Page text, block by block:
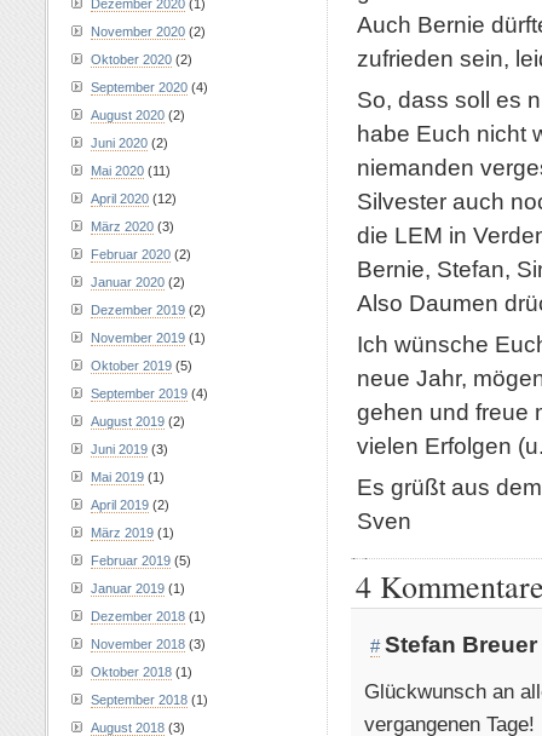
Auch Bernie
zufrieden sein,
So, dass soll es
habe Euch nicht
niemanden
Silvester auch
die LEM in
Bernie, Stefan,
Also Daumen
Ich wünsche
neue Jahr,
gehen und freue
vielen Erfolgen
Es grüßt aus
Sven
4
# Stefan Breuer
Glückwunsch an
vergangenen
Dezember 2020 (1)
November 2020 (2)
Oktober 2020 (2)
September 2020 (4)
August 2020 (2)
Juni 2020 (2)
Mai 2020 (11)
April 2020 (12)
März 2020 (3)
Februar 2020 (2)
Januar 2020 (2)
Dezember 2019 (2)
November 2019 (1)
Oktober 2019 (5)
September 2019 (4)
August 2019 (2)
Juni 2019 (3)
Mai 2019 (1)
April 2019 (2)
März 2019 (1)
Februar 2019 (5)
Januar 2019 (1)
Dezember 2018 (1)
November 2018 (3)
Oktober 2018 (1)
September 2018 (1)
August 2018 (3)